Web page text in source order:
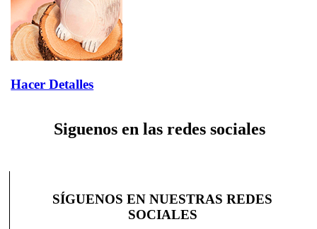
Hacer Detalles
Siguenos en las redes sociales
SÍGUENOS EN NUESTRAS REDES
SOCIALES